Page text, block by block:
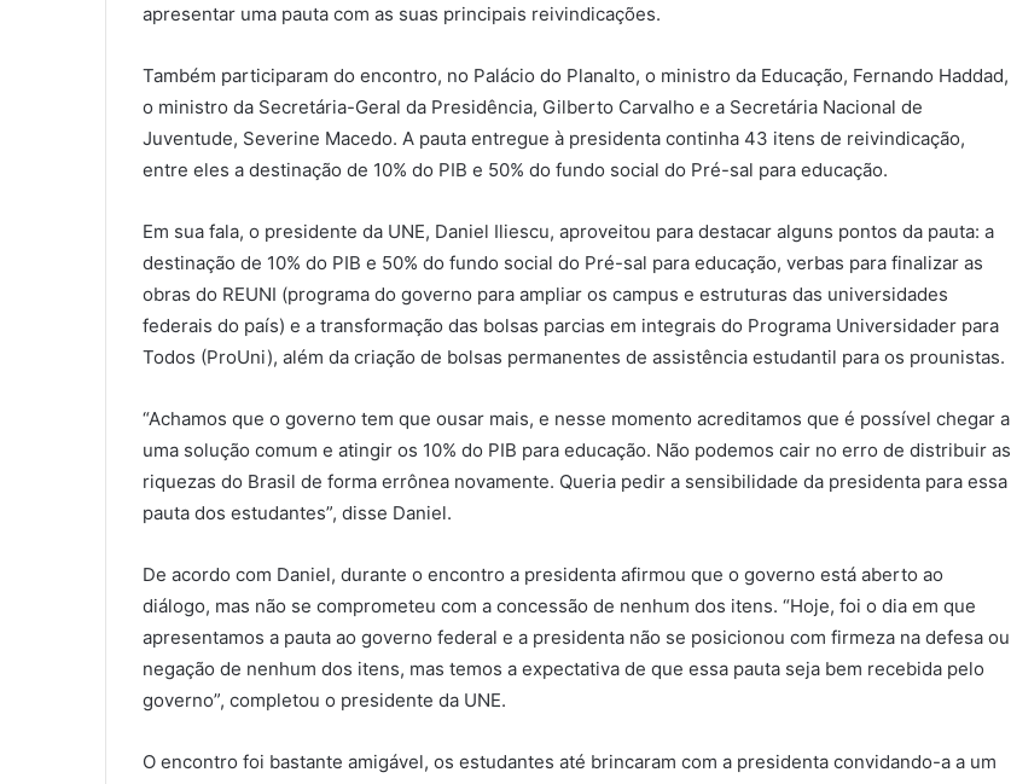
apresentar uma pauta com as suas principais reivindicações.
Também participaram do encontro, no Palácio do Planalto, o ministro da Educação, Fernando Haddad,
o ministro da Secretária-Geral da Presidência, Gilberto Carvalho e a Secretária Nacional de
Juventude, Severine Macedo. A pauta entregue à presidenta continha 43 itens de reivindicação,
entre eles a destinação de 10% do PIB e 50% do fundo social do Pré-sal para educação.
Em sua fala, o presidente da UNE, Daniel Iliescu, aproveitou para destacar alguns pontos da pauta: a
destinação de 10% do PIB e 50% do fundo social do Pré-sal para educação, verbas para finalizar as
obras do REUNI (programa do governo para ampliar os campus e estruturas das universidades
federais do país) e a transformação das bolsas parcias em integrais do Programa Universidader para
Todos (ProUni), além da criação de bolsas permanentes de assistência estudantil para os prounistas.
“Achamos que o governo tem que ousar mais, e nesse momento acreditamos que é possível chegar a
uma solução comum e atingir os 10% do PIB para educação. Não podemos cair no erro de distribuir as
riquezas do Brasil de forma errônea novamente. Queria pedir a sensibilidade da presidenta para essa
pauta dos estudantes”, disse Daniel.
De acordo com Daniel, durante o encontro a presidenta afirmou que o governo está aberto ao
diálogo, mas não se comprometeu com a concessão de nenhum dos itens. “Hoje, foi o dia em que
apresentamos a pauta ao governo federal e a presidenta não se posicionou com firmeza na defesa ou
negação de nenhum dos itens, mas temos a expectativa de que essa pauta seja bem recebida pelo
governo”, completou o presidente da UNE.
O encontro foi bastante amigável, os estudantes até brincaram com a presidenta convidando-a a um